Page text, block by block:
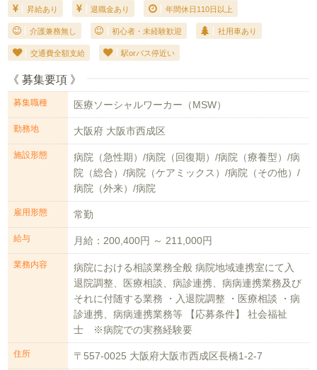
昇給あり 退職金あり 年間休日110日以上
介護兼務無し 初心者・未経験歓迎 社用車あり
交通費全額支給 駅orバス停近い
《 募集要項 》
募集職種 医療ソーシャルワーカー（MSW）
勤務地 大阪府 大阪市西成区
施設形態
病院（急性期）/病院（回復期）/病院（療養型）/病
院（総合）/病院（ケアミックス）/病院（その他）/
病院（外来）/病院
雇用形態 常勤
給与 月給：200,400円 ～ 211,000円
業務内容
病院における相談業務全般 病院地域連携室にて入
退院調整、医療相談、病診連携、病病連携業務及び
それに付随する業務 ・入退院調整 ・医療相談 ・病
診連携、病病連携業務等 【応募条件】 社会福祉
士 ※病院での実務経験要
住所 〒557-0025 大阪府大阪市西成区長橋1-2-7